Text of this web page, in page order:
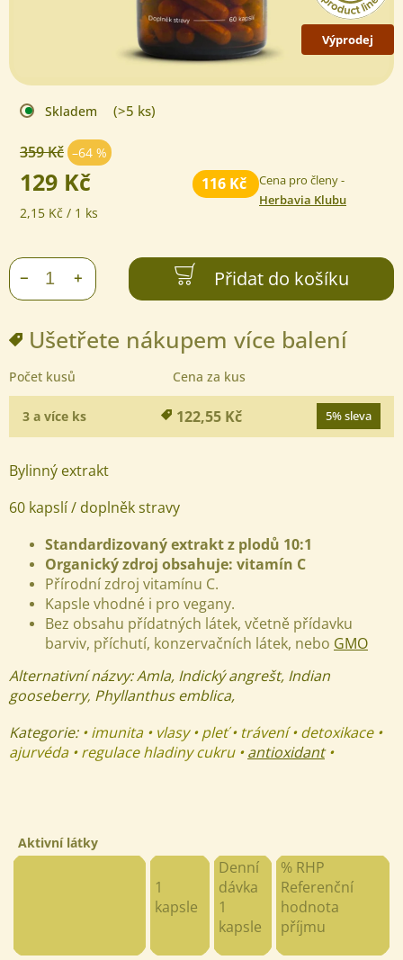
Výprodej
Skladem (>5 ks)
359 Kč –64 %
116 Kč
Cena pro členy -
Herbavia Klubu
129 Kč
Měrná
2,15 Kč / 1 ks
+
− Přidat do košíku
Ušetřete nákupem více balení
Počet kusů Cena za kus
3 a více ks 122,55 Kč 5% sleva
Bylinný extrakt
60 kapslí / doplněk stravy
Standardizovaný extrakt z plodů 10:1
Organický zdroj obsahuje: vitamín C
Přírodní zdroj vitamínu C.
Kapsle vhodné i pro vegany.
Bez obsahu přídatných látek, včetně přídavku
barviv, příchutí, konzervačních látek, nebo GMO
Alternativní názvy:Amla, Indický angrešt, Indian
gooseberry, Phyllanthus emblica,
Kategorie: • imunita • vlasy • pleť • trávení • detoxikace •
ajurvéda • regulace hladiny cukru •antioxidant•
Aktivní látky
1
kapsle
Denní
dávka
1
kapsle
% RHP
Referenční
hodnota
příjmu